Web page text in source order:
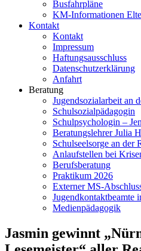
Busfahrpläne
KM-Informationen
Kontakt
Kontakt
Impressum
Haftungsausschluss
Datenschutzerklärung
Anfahrt
Beratung
Jugendsozialarbeit an
Schulsozialpädagogin
Schulpsychologin –
Beratungslehrer Julia
Schulseelsorge an der
Anlaufstellen bei
Berufsberatung
Praktikum 2026
Externer MS-
Jugendkontaktbeamte
Medienpädagogik
Jasmin gewinnt